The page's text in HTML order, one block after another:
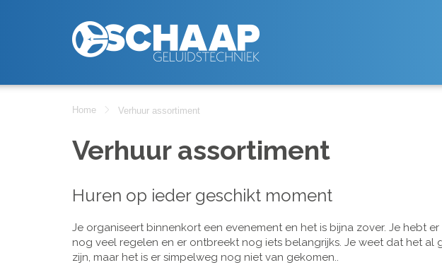
Home Verhuur assortiment
Verhuur assortiment
Huren op ieder geschikt moment
Je organiseert binnenkort een evenement en het is bijna zover. Je hebt er
nog veel regelen en er ontbreekt nog iets belangrijks. Je weet dat het al
zijn, maar het is er simpelweg nog niet van gekomen..